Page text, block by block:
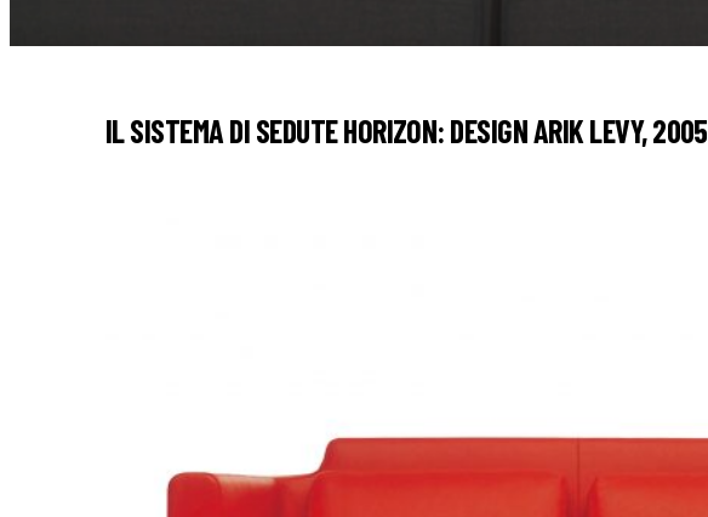
IL SISTEMA DI SEDUTE HORIZON: DESIGN ARIK LEVY, 2005